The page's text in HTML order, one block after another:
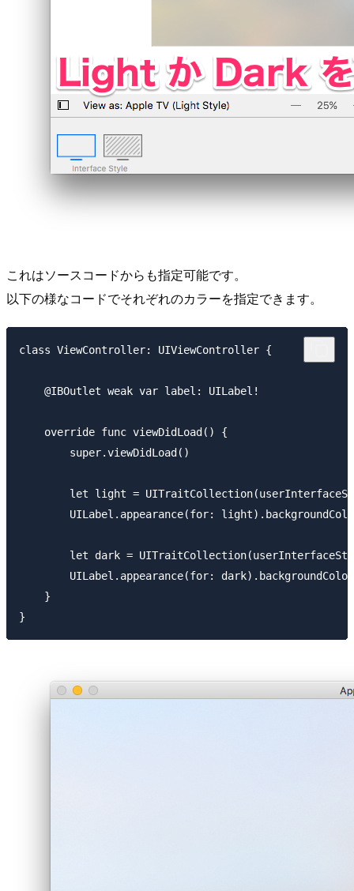
これはソースコードからも指定可能です。
以下の様なコードでそれぞれのカラーを指定できます。
class ViewController: UIViewController {
    @IBOutlet weak var label: UILabel!
    override func viewDidLoad() {
        super.viewDidLoad()
let light =
UILabel.appearance(for:
let dark =
UILabel.appearance(for:
    }